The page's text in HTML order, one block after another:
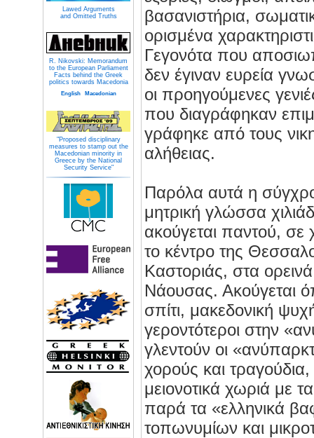
Lawed Arguments
and Omitted Truths
R. Nikovski: Memorandum
to the European Parliament
Facts behind the Greek
politics towards Macedonia
English Macedonian
"Proposed disciplinary
measures to stamp out the
Macedonian minority in
Greece by the National
Security Service"
βασανιστήρια,
ορισμένα
Γεγονότα που
δεν έγιναν ευρεία
οι προηγούμενες
που διαγράφηκαν
γράφηκε από τους
αλήθειας.
Παρόλα αυτά η
μητρική γλώσσα
ακούγεται παντού, σε
το κέντρο της
Καστοριάς, στα
Νάουσας. Ακούγεται
σπίτι, μακεδονική
γεροντότεροι στην
γλεντούν οι
χορούς και
μειονοτικά χωριά με
παρά τα «ελληνικά
τοπωνυμίων και